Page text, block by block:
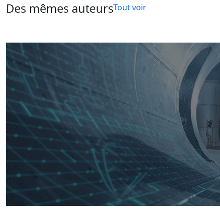
Des mêmes auteursTout voir